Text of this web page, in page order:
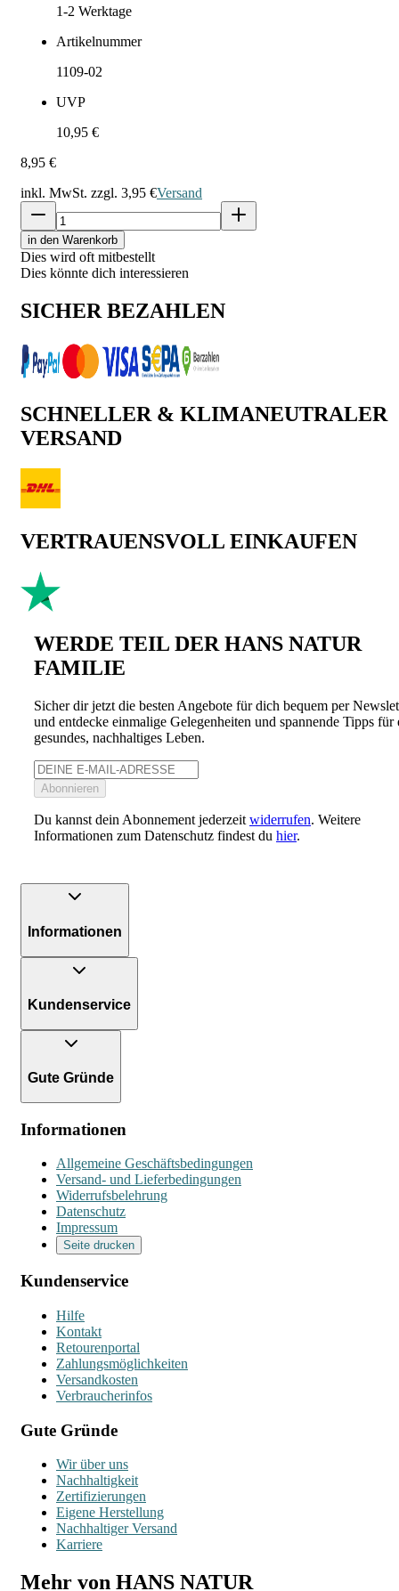
1-2 Werktage
Artikelnummer
1109-02
UVP
10,95 €
8,95 €
inkl. MwSt. zzgl. 3,95 €Versand
in den Warenkorb
Dies wird oft mitbestellt
Dies könnte dich interessieren
SICHER BEZAHLEN
SCHNELLER & KLIMANEUTRALER
VERSAND
VERTRAUENSVOLL EINKAUFEN
WERDE TEIL DER HANS NATUR
FAMILIE
Sicher dir jetzt die besten Angebote für dich bequem per
und entdecke einmalige Gelegenheiten und spannende Tipps für
gesundes, nachhaltiges Leben.
Abonnieren
Du kannst dein Abonnement jederzeit widerrufen. Weitere
Informationen zum Datenschutz findest du hier.
Informationen
Kundenservice
Gute Gründe
Informationen
Allgemeine Geschäftsbedingungen
Versand- und Lieferbedingungen
Widerrufsbelehrung
Datenschutz
Impressum
Seite drucken
Kundenservice
Hilfe
Kontakt
Retourenportal
Zahlungsmöglichkeiten
Versandkosten
Verbraucherinfos
Gute Gründe
Wir über uns
Nachhaltigkeit
Zertifizierungen
Eigene Herstellung
Nachhaltiger Versand
Karriere
Mehr von HANS NATUR